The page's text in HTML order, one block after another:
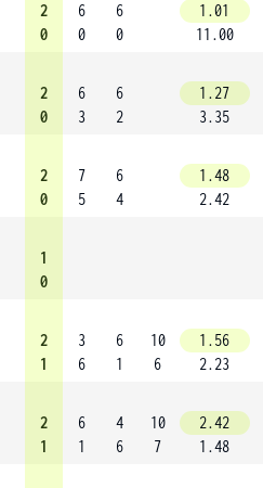
2
0
6
0
6
0
1.01
11.00
2
0
6
3
6
2
1.27
3.35
2
0
7
5
6
4
1.48
2.42
1
0
2
1
3
6
6
1
10
6
1.56
2.23
2
1
6
1
4
6
10
7
2.42
1.48